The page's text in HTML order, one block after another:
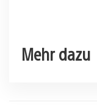
Mehr dazu